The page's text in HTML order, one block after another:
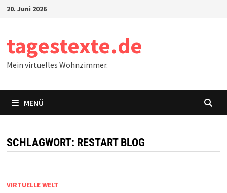
Zum20. Juni 2026
tagestexte.de
Mein virtuelles Wohnzimmer.
MENÜ
SCHLAGWORT: RESTART BLOG
VIRTUELLE WELT